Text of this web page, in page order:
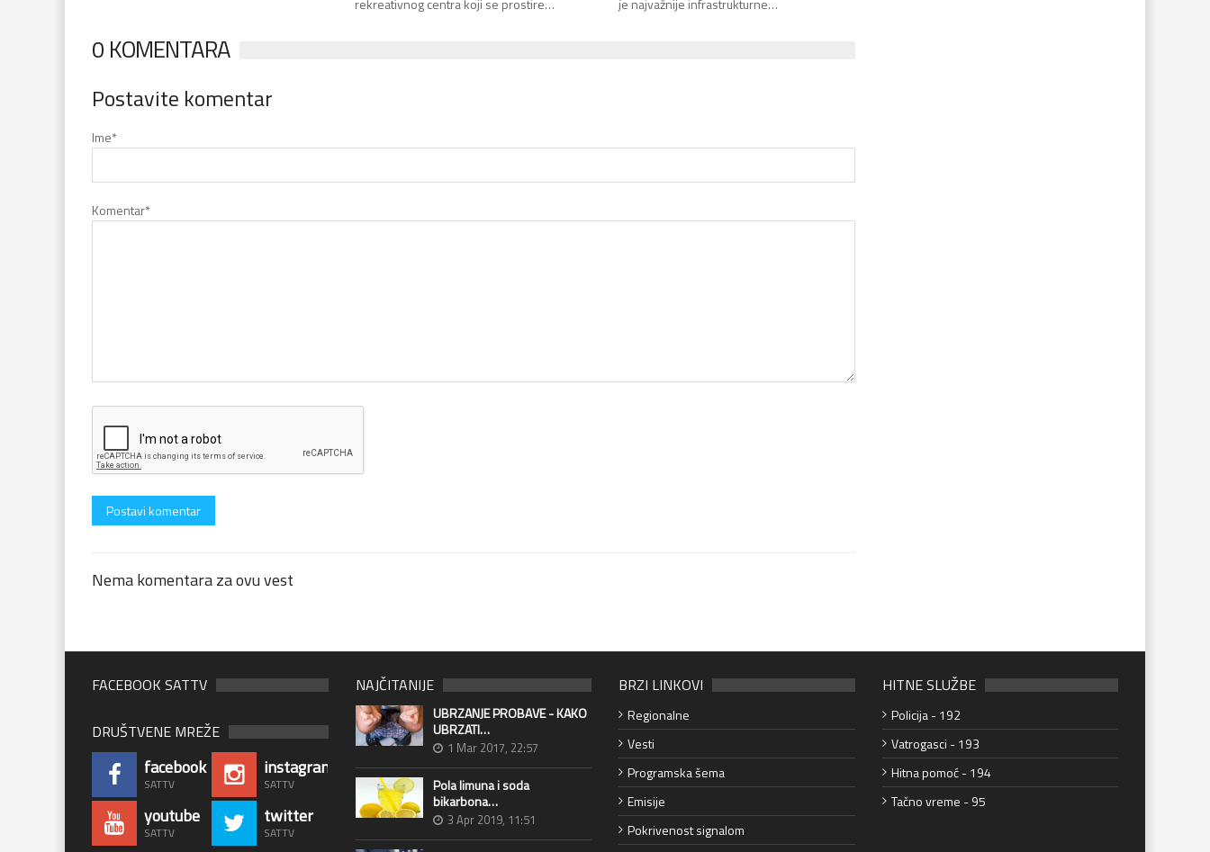
rekreativnog centra koji se prostire…
je najvažnije infrastrukturne…
0 KOMENTARA
Postavite komentar
Ime*
Komentar*
Nema komentara za ovu vest
FACEBOOK SATTV
DRUŠTVENE MREŽE
facebook
SATTV
instagram
SATTV
youtube
SATTV
twitter
SATTV
NAJČITANIJE
UBRZANJE PROBAVE - KAKO
UBRZATI…
1 Mar 2017, 22:57
Pola limuna i soda
bikarbona…
3 Apr 2019, 11:51
BRZI LINKOVI
Regionalne
Vesti
Programska šema
Emisije
Pokrivenost signalom
HITNE SLUŽBE
Policija - 192
Vatrogasci - 193
Hitna pomoć - 194
Tačno vreme - 95